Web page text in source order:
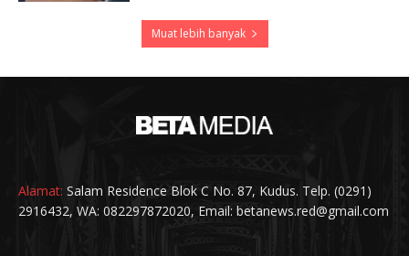
Muat lebih banyak
Alamat: Salam Residence Blok C No. 87, Kudus. Telp. (0291)
2916432, WA: 082297872020, Email: betanews.red@gmail.com